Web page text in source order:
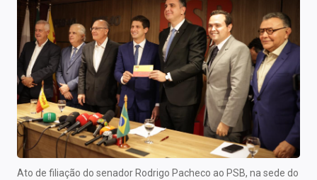
Comprar ou vender?
Carteiras Recomendadas
Central de Dividendos
Central de Fundos Imobiliários
Central dos IPOs
Ato de filiação do senador Rodrigo Pacheco ao PSB, na sede do